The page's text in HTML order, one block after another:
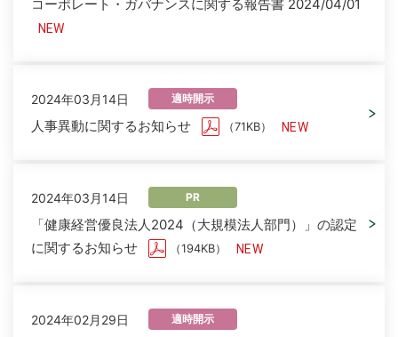
コーポレート・ガバナンスに関する報告書 2024/04/01
2024年03月14日 適時開示
人事異動に関するお知らせ （71KB）
2024年03月14日 PR
「健康経営優良法人2024（大規模法人部門）」の認定
に関するお知らせ
（194KB）
2024年02月29日 適時開示